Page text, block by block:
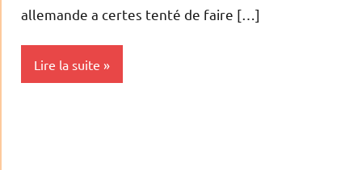
allemande a certes tenté de faire […]
Lire la suite